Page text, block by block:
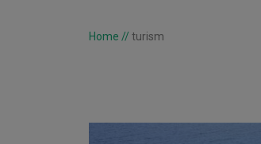
Home // turism